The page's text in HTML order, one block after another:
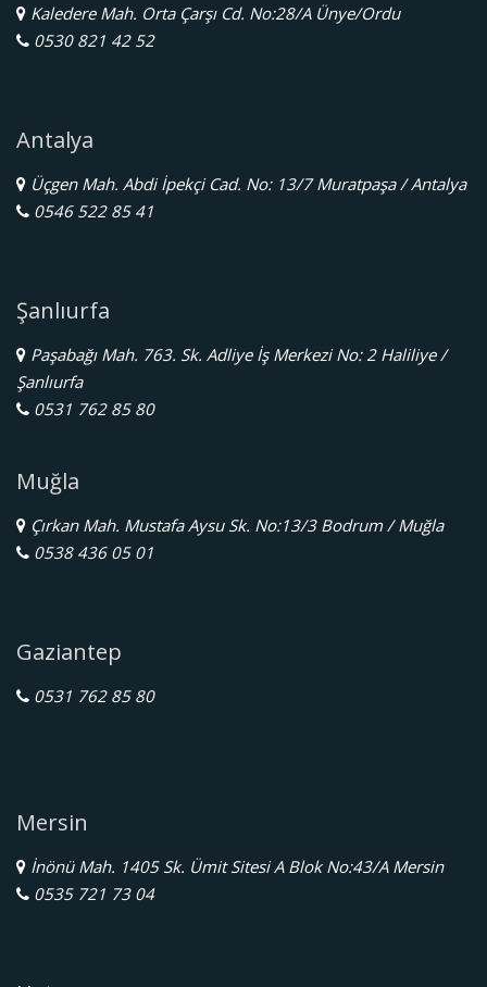
Kaledere Mah. Orta Çarşı Cd. No:28/A Ünye/Ordu
0530 821 42 52
Antalya
Üçgen Mah. Abdi İpekçi Cad. No: 13/7 Muratpaşa / Antalya
0546 522 85 41
Şanlıurfa
Paşabağı Mah. 763. Sk. Adliye İş Merkezi No: 2 Haliliye /
Şanlıurfa
0531 762 85 80
Muğla
Çırkan Mah. Mustafa Aysu Sk. No:13/3 Bodrum / Muğla
0538 436 05 01
Gaziantep
0531 762 85 80
Mersin
İnönü Mah. 1405 Sk. Ümit Sitesi A Blok No:43/A Mersin
0535 721 73 04